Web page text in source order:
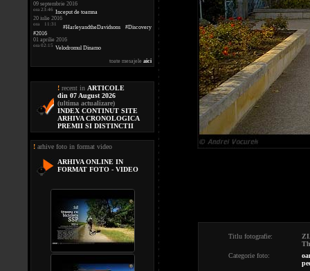
09 septembrie 2016
ora 23:46 Inceput de toamna
20 iulie 2016
ora 11:31
#HarleyandtheDavidsons #Discovery
#2016
01 aprilie 2016
ora 02:15 Velodromul Dinamo
toate mesajele aici
! recent in ARTICOLE
din 07 August 2026
(ultima actualizare)
INDEX CONTINUT SITE
ARHIVA CRONOLOGICA
PREMII SI DISTINCTII
! arhive foto in format video
ARHIVA ONLINE IN
FORMAT FOTO - VIDEO
Titlu fotografie:
Categorie foto: